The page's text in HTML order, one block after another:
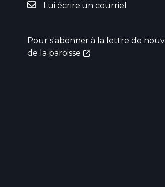
Lui écrire un courriel
Pour s'abonner à la lettre de
de la paroisse